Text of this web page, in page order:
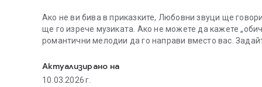
Ако не ви бива в приказките, Любовни звуци ще
ще го изрече музиката. Ако не можете да кажете
романтични мелодии да го направи вместо вас.
получите съобщение от половинката си.
или чрез социалните мрежи или ги задавайте като
Актуализирано на
10.03.2026 г.